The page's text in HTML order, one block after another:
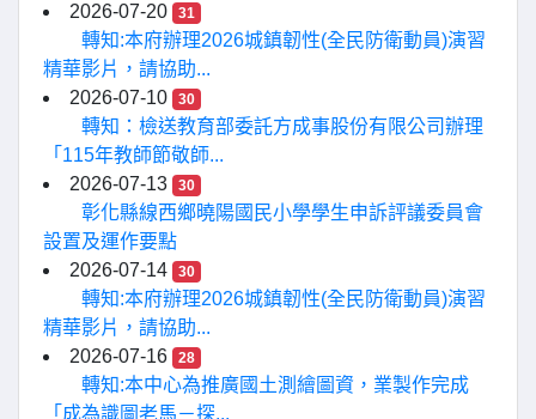
2026-07-20
31
轉知:本府辦理2026城鎮韌性(全民防衛動員)演習
精華影片，請協助...
2026-07-10
30
轉知：檢送教育部委託方成事股份有限公司辦理
「115年教師節敬師...
2026-07-13
30
彰化縣線西鄉曉陽國民小學學生申訴評議委員會
設置及運作要點
2026-07-14
30
轉知:本府辦理2026城鎮韌性(全民防衛動員)演習
精華影片，請協助...
2026-07-16
28
轉知:本中心為推廣國土測繪圖資，業製作完成
「成為識圖老馬－探...